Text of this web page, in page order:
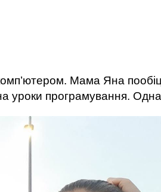
Мама Яна
уроки програмування.